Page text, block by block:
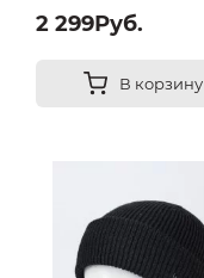
2 299Руб.
В корзину